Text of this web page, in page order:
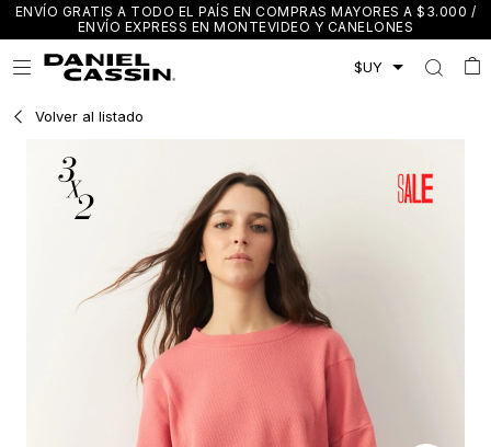
ENVÍO GRATIS A TODO EL PAÍS EN COMPRAS MAYORES A $3.000 /
ENVÍO EXPRESS EN MONTEVIDEO Y CANELONES

Volver al listado